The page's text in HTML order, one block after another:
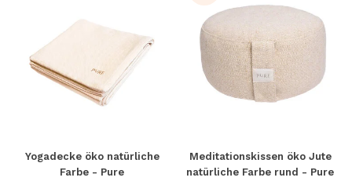
Yogadecke öko natürliche
Farbe - Pure
Meditationskissen öko Jute
natürliche Farbe rund - Pure